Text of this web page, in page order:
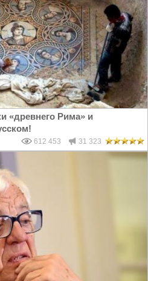
«древнего Рима» и
612 453 31 323